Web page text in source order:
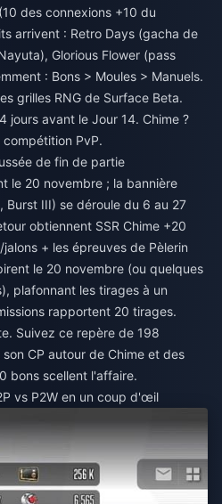
des connexions +10 du
arrivent : Retro Days (gacha de
Glorious Flower (pass
: Bons > Moules > Manuels.
grilles RNG de Surface Beta.
jours avant le Jour 14. Chime ?
compétition PvP.
de fin de partie
le 20 novembre ; la bannière
Burst III) se déroule du 6 au 27
obtiennent SSR Chime +20
+ les épreuves de Pèlerin
le 20 novembre (ou quelques
plafonnant les tirages à un
rapportent 20 tirages.
Suivez ce repère de 198
CP autour de Chime et des
bons scellent l'affaire.
vs P2W en un coup d'œil